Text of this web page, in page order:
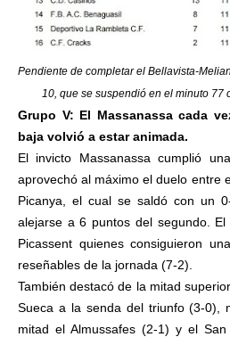
Pendiente de completar el Bellavista-
10, que se suspendió en el minuto 77
Grupo V: El Massanassa cada
baja volvió a estar animada.
El invicto Massanassa cumplió
aprovechó al máximo el duelo entre
Picanya, el cual se saldó con un
alejarse a 6 puntos del segundo.
Picassent quienes consiguieron
reseñables de la jornada (7-2).
También destacó de la mitad
Sueca a la senda del triunfo (3-0),
mitad el Almussafes (2-1) y el